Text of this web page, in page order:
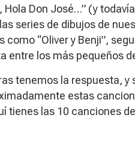
Hola Don José…” (y
series de dibujos de
como “Oliver y Benji”,
entre los más pequeños
tenemos la respuesta,
estas
tienes las 10 canciones